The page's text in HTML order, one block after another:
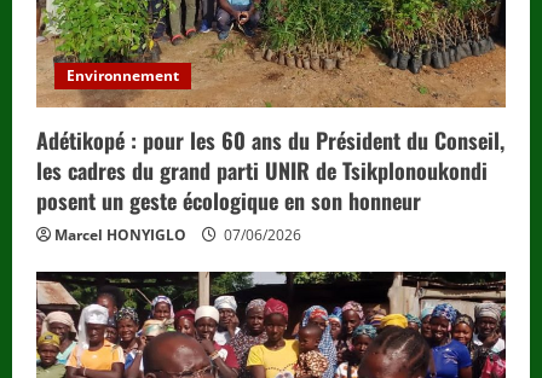
Environnement
Adétikopé : pour les 60 ans du Président du Conseil,
les cadres du grand parti UNIR de Tsikplonoukondi
posent un geste écologique en son honneur
Marcel HONYIGLO 07/06/2026